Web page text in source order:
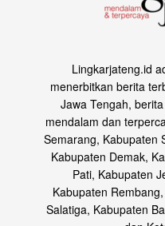
Lingkarjateng.id
menerbitkan berita
Jawa Tengah,
mendalam dan
Semarang, Kabupaten
Kabupaten Demak,
Pati, Kabupaten
Kabupaten
Salatiga, Kabupaten